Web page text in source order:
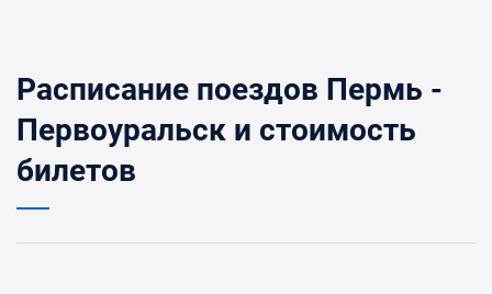
Расписание поездов Пермь -
Первоуральск и стоимость
билетов